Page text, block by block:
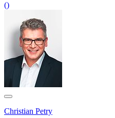
()
Christian Petry